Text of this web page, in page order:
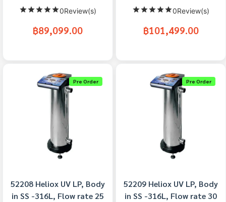
Astralpool0Review(s)
฿89,099.00
Astralpool0Review(s)
฿101,499.00
Pre Order
52208 Heliox UV LP, Body
in SS -316L, Flow rate 25
Pre Order
52209 Heliox UV LP, Body
in SS -316L, Flow rate 30